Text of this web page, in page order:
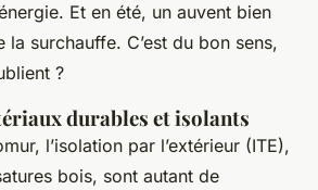
Et en été, un auvent bien
la surchauffe. C’est du bon sens,
?
durables et isolants
l’isolation par l’extérieur (ITE),
bois, sont autant de